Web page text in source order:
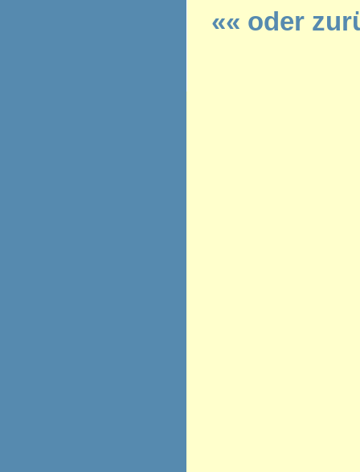
«« oder